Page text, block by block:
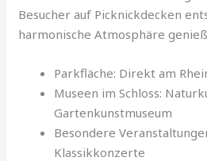
Besucher auf Picknickdecken
harmonische Atmosphäre
Parkfläche: Direkt am
Museen im Schloss:
Gartenkunstmuseum
Besondere
Klassikkonzerte